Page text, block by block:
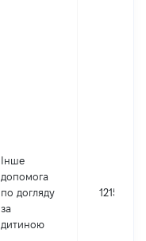
Інше
допомога
по догляду
за
дитиною
12150